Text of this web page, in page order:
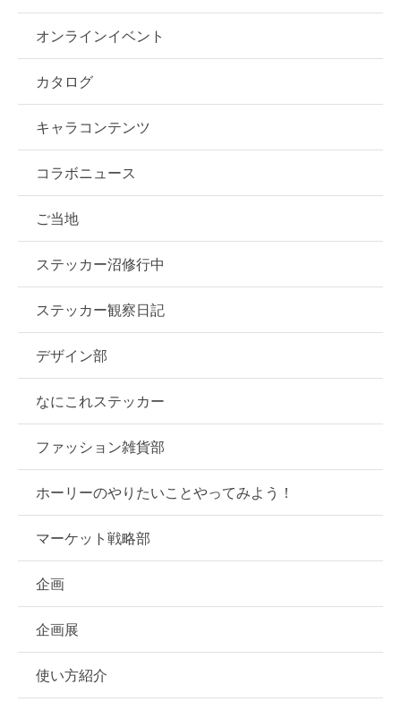
オンラインイベント
カタログ
キャラコンテンツ
コラボニュース
ご当地
ステッカー沼修行中
ステッカー観察日記
デザイン部
なにこれステッカー
ファッション雑貨部
ホーリーのやりたいことやってみよう！
マーケット戦略部
企画
企画展
使い方紹介